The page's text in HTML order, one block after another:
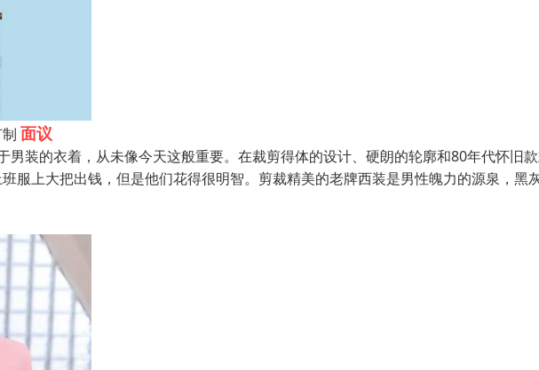
面议
男装的衣着，从未像今天这般重要。在裁剪得体的设计、硬朗的轮廓和80年代怀旧
服上大把出钱，但是他们花得很明智。剪裁精美的老牌西装是男性魄力的源泉，黑